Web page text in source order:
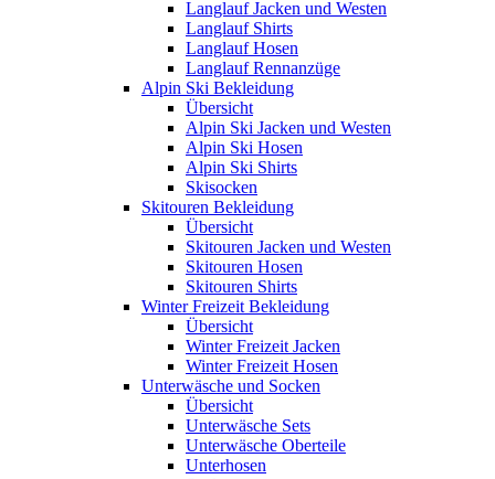
Langlauf Jacken und Westen
Langlauf Shirts
Langlauf Hosen
Langlauf Rennanzüge
Alpin Ski Bekleidung
Übersicht
Alpin Ski Jacken und Westen
Alpin Ski Hosen
Alpin Ski Shirts
Skisocken
Skitouren Bekleidung
Übersicht
Skitouren Jacken und Westen
Skitouren Hosen
Skitouren Shirts
Winter Freizeit Bekleidung
Übersicht
Winter Freizeit Jacken
Winter Freizeit Hosen
Unterwäsche und Socken
Übersicht
Unterwäsche Sets
Unterwäsche Oberteile
Unterhosen